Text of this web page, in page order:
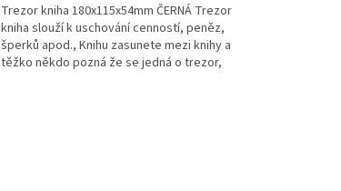
z
5
hvězdiček.
Trezor kniha 180x115x54mm ČERNÁ Trezor
kniha slouží k uschování cenností, peněz,
šperků apod., Knihu zasunete mezi knihy a
těžko někdo pozná že se jedná o trezor,